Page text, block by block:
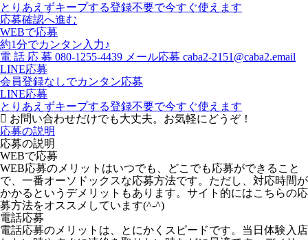
とりあえずキープする登録不要で今すぐ使えます
応募確認へ進む
WEBで応募
約1分でカンタン入力♪
電 話 応 募 080-1255-4439 メール応募 caba2-2151@caba2.email
LINE応募
会員登録なしでカンタン応募
LINE応募
とりあえずキープする登録不要で今すぐ使えます
お問い合わせだけでも大丈夫。お気軽にどうぞ！
応募の説明
応募の説明
WEBで応募
WEB応募のメリットはいつでも、どこでも応募ができること
で、一番オーソドックスな応募方法です。ただし、対応時間が
かかるというデメリットもあります。サイト的にはこちらの応
募方法をオススメしています(^-^)
電話応募
電話応募のメリットは、とにかくスピードです。当日体験入店